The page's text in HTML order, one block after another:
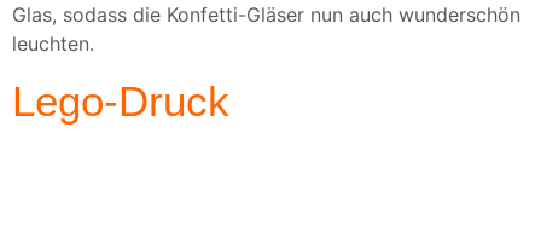
Glas, sodass die Konfetti-Gläser nun auch wunderschön
leuchten.
Lego-Druck